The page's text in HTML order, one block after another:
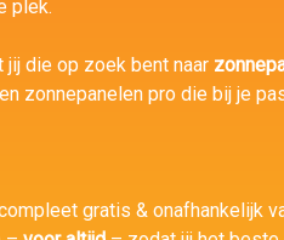
plek.
die op zoek bent naar
zonnepanelen pro die bij je
gratis & onafhankelijk